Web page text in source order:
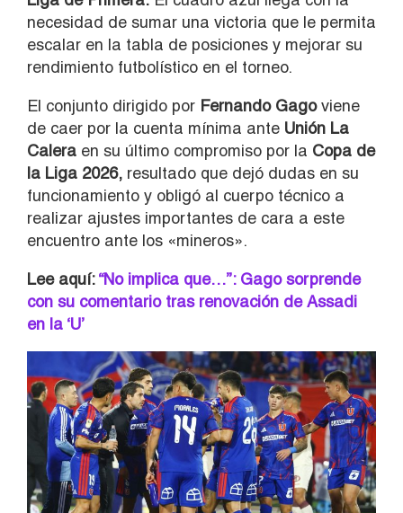
necesidad de sumar una victoria que le permita
escalar en la tabla de posiciones y mejorar su
rendimiento futbolístico en el torneo.
El conjunto dirigido por Fernando Gagoviene
de caer por la cuenta mínima ante Unión La
Calera en su último compromiso por la Copa de
la Liga 2026, resultado que dejó dudas en su
funcionamiento y obligó al cuerpo técnico a
realizar ajustes importantes de cara a este
encuentro ante los «mineros».
Lee aquí:“No implica que…”: Gago sorprende
con su comentario tras renovación de Assadi
en la ‘U’